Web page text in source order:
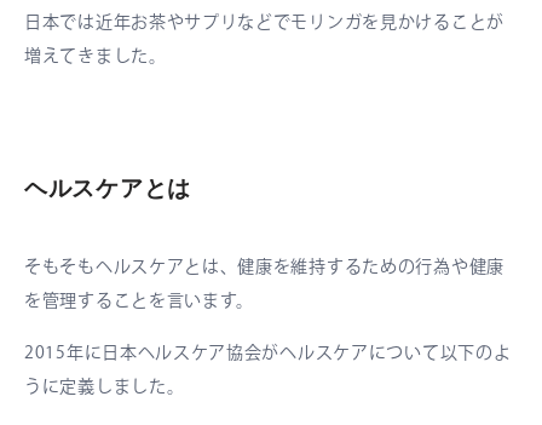
日本では近年お茶やサプリなどでモリンガを見かけることが
増えてきました。
ヘルスケアとは
そもそもヘルスケアとは、健康を維持するための行為や健康
を管理することを言います。
2015年に日本ヘルスケア協会がヘルスケアについて以下のよ
うに定義しました。